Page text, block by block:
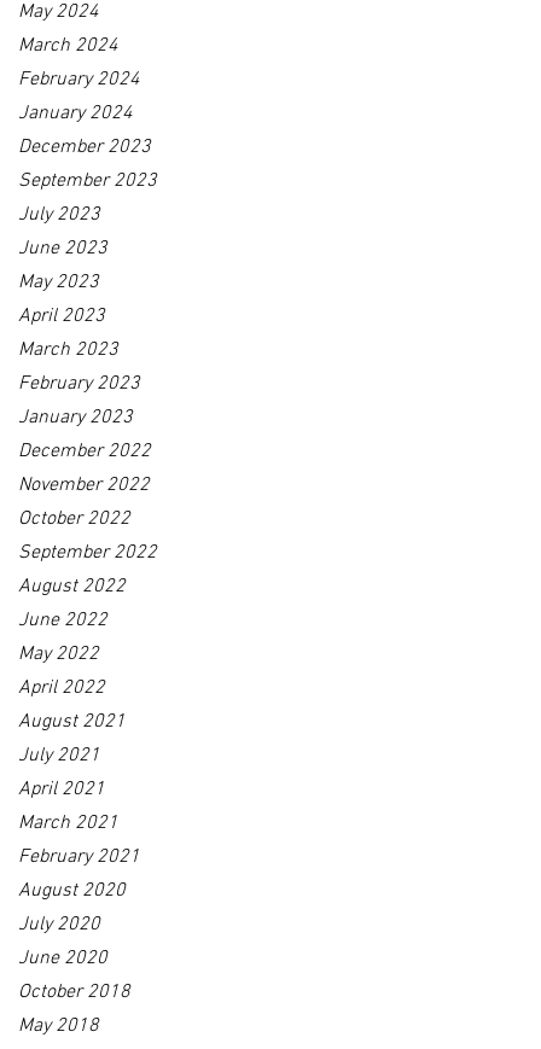
May 2024
March 2024
February 2024
January 2024
December 2023
September 2023
July 2023
June 2023
May 2023
April 2023
March 2023
February 2023
January 2023
December 2022
November 2022
October 2022
September 2022
August 2022
June 2022
May 2022
April 2022
August 2021
July 2021
April 2021
March 2021
February 2021
August 2020
July 2020
June 2020
October 2018
May 2018